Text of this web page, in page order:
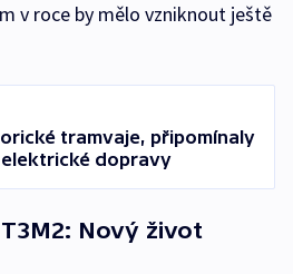
v roce by mělo vzniknout ještě
tramvaje, připomínaly
elektrické dopravy
T3M2: Nový život